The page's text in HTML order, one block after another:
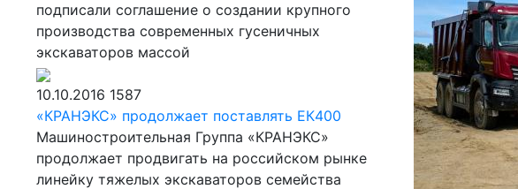
подписали соглашение о создании крупного
производства современных гусеничных
экскаваторов массой
10.10.2016 1587
«КРАНЭКС» продолжает поставлять ЕК400
Машиностроительная Группа «КРАНЭКС»
продолжает продвигать на российском рынке
линейку тяжелых экскаваторов семейства